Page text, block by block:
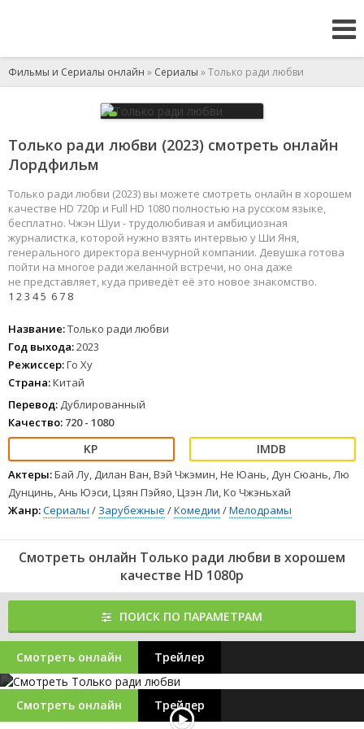
Фильмы и Сериалы онлайн » Сериалы » Только ради любви
Только ради любви (2023) смотреть онлайн
Лордфильм
Только ради любви (2023) вы можете смотреть онлайн в хорошем
качестве HD 720p и Full HD 1080 полностью на русском языке,
бесплатно. Чжэн Шуи - трудолюбивая и амбициозная
журналистка, которой нужно взять интервью у Ши Яня,
генерального директора венчурной компании. Девушка готова
пойти на многое ради желанной встречи, но она даже
не представляет, куда приведёт её это новое знакомство.
1 23 45 67 8
Название:Только ради любви
Год выхода:2023
Режиссер:Го Ху
Страна:Китай
Перевод: Дублированный
Качество: 720 - 1080
Актеры:Бай Лу, Дилан Ван, Вэй Чжэмин, Не Юань, Дун Сюань, Лю
Дунцинь, Ань Юэси, Цзян Пэйяо, Цзэн Ли, Ко Чжэньхай
Жанр:Сериалы / Зарубежные /Комедии /Мелодрамы
Смотреть онлайн Только ради любви в хорошем
качестве HD 1080p
ПОИСК ПО ПАРАМЕТРАМ
Смотреть онлайн Трейлер
Смотреть онлайн Трейлер